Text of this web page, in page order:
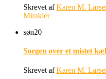
Skrevet afKaren M.
Mirakler
søn20
Sorgen over et mistet
Skrevet afKaren M.